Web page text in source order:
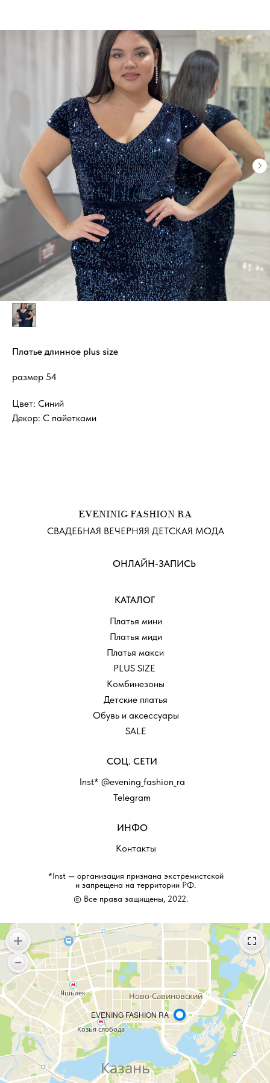
Платье длинное plus size
размер 54
Цвет: Синий
Декор: С пайетками
ОНЛАЙН-ЗАПИСЬ
Inst* @evening_fashion_ra
Telegram
СОЦ. СЕТИ
Контакты
ИНФО
*Inst — организация признана экстремистской
и запрещена на территории РФ.
© Все права защищены, 2022.
КАТАЛОГ
Платья мини
Платья миди
Платья макси
PLUS SIZE
Детские платья
Обувь и аксессуары
Комбинезоны
EVENINIG FASHION RA
СВАДЕБНАЯ ВЕЧЕРНЯЯ ДЕТСКАЯ МОДА
SALE